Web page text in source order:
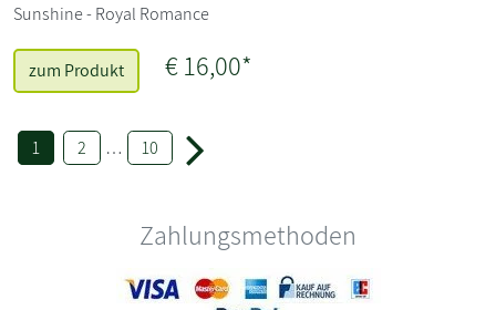
Sunshine - Royal Romance
zum Produkt € 16,00*
1 2 … 10
Zahlungsmethoden